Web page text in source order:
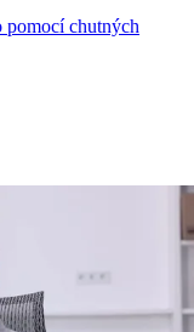
pomocí chutných